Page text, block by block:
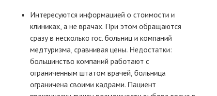
Интересуются информацией о стоимости и
клиниках, а не врачах. При этом обращаются
сразу в несколько гос. больниц и компаний
медтуризма, сравнивая цены. Недостатки:
большинство компаний работают с
ограниченным штатом врачей, больница
ограничена своими кадрами. Пациент